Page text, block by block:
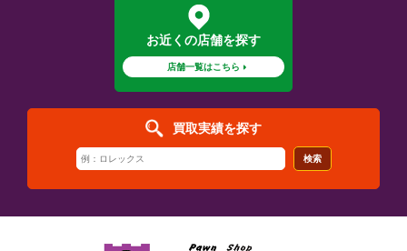
お近くの店舗を探す
店舗一覧はこちら
買取実績を探す
検索